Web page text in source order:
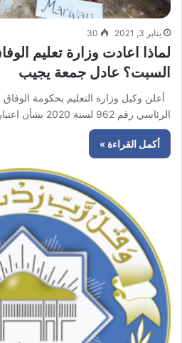
يناير 3, 2021 30
لماذا اعادت وزارة تعليم
السبت؟ عادل جمعة يجيب
أعلن وكيل وزارة التعليم بحكومة
الرئاسي رقم 962 لسنة 2020 بشأن اعتبار السبت…
أكمل القراءة »